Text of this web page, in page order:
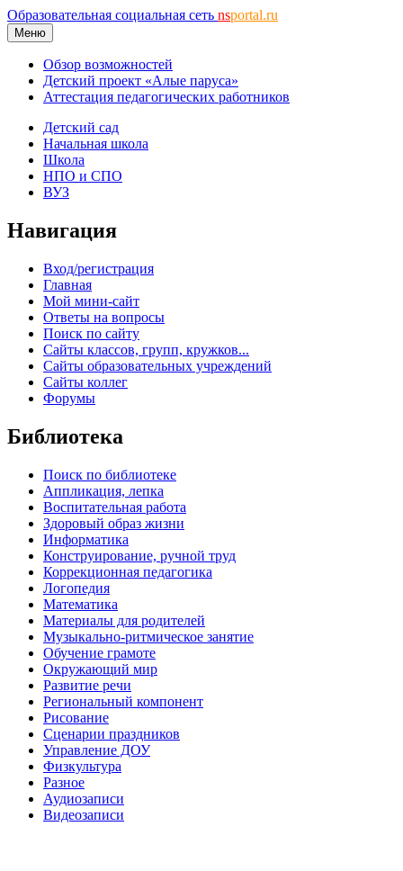
Образовательная социальная сеть nsportal.ru
Меню
Обзор возможностей
Детский проект «Алые паруса»
Аттестация педагогических работников
Детский сад
Начальная школа
Школа
НПО и СПО
ВУЗ
Навигация
Вход/регистрация
Главная
Мой мини-сайт
Ответы на вопросы
Поиск по сайту
Сайты классов, групп, кружков...
Сайты образовательных учреждений
Сайты коллег
Форумы
Библиотека
Поиск по библиотеке
Аппликация, лепка
Воспитательная работа
Здоровый образ жизни
Информатика
Конструирование, ручной труд
Коррекционная педагогика
Логопедия
Математика
Материалы для родителей
Музыкально-ритмическое занятие
Обучение грамоте
Окружающий мир
Развитие речи
Региональный компонент
Рисование
Сценарии праздников
Управление ДОУ
Физкультура
Разное
Аудиозаписи
Видеозаписи